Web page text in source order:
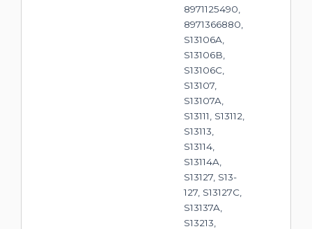
8971125490,
8971366880,
S13106A,
S13106B,
S13106C,
S13107,
S13107A,
S13111, S13112,
S13113,
S13114,
S13114A,
S13127, S13-
127, S13127C,
S13137A,
S13213,